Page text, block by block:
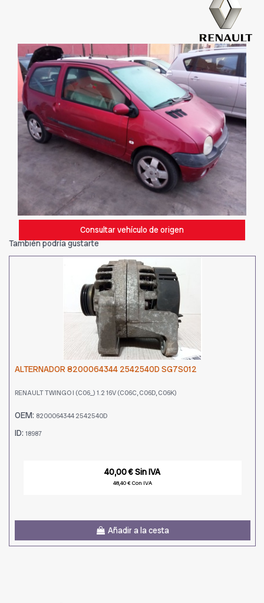
Consultar vehículo de origen
También podría gustarte
ALTERNADOR 8200064344 2542540D SG7S012
RENAULT TWINGO I (C06_) 1.2 16V (C06C, C06D, C06K)
OEM: 8200064344 2542540D
ID: 18987
40,00 € Sin IVA
48,40 € Con IVA
Añadir a la cesta